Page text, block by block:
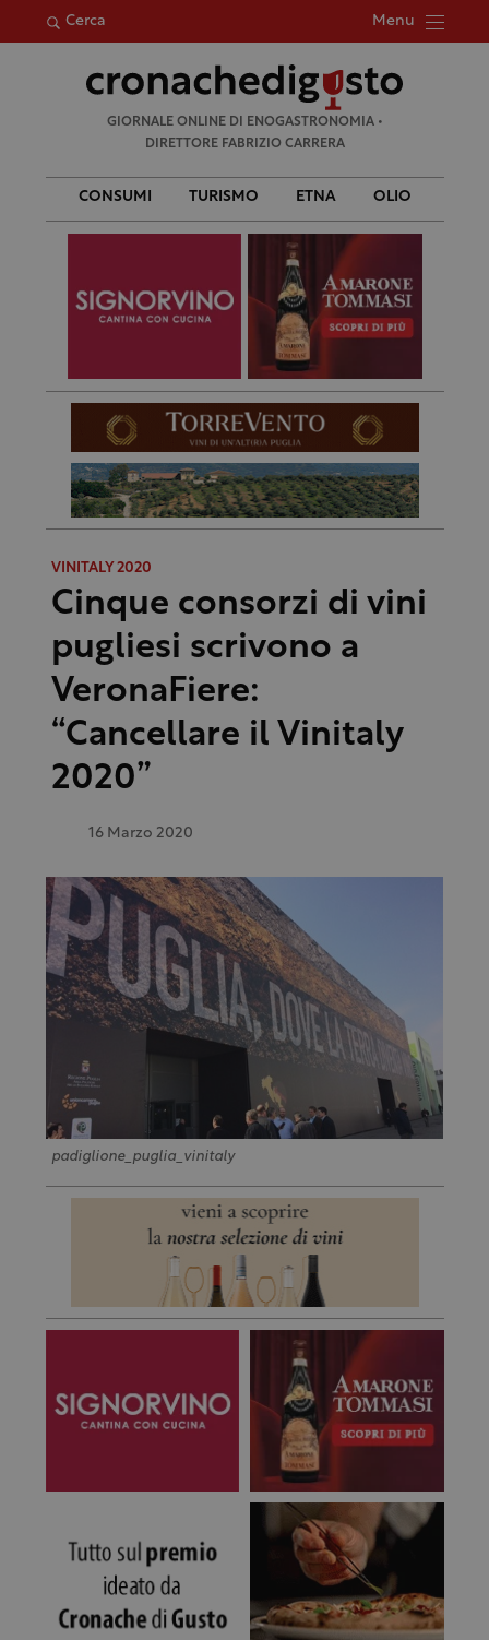
Cerca Menu
per:
GIORNALE ONLINE DI ENOGASTRONOMIA •
DIRETTORE FABRIZIO CARRERA
CONSUMI TURISMO ETNA OLIO
VINITALY 2020
Cinque consorzi di vini
pugliesi scrivono a
VeronaFiere:
“Cancellare il Vinitaly
2020”
16 Marzo 2020
padiglione_puglia_vinitaly